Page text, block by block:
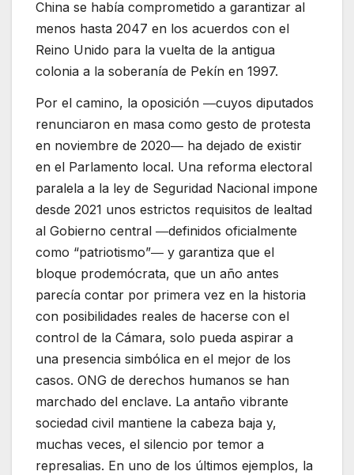
China se había comprometido a garantizar al
menos hasta 2047 en los acuerdos con el
Reino Unido para la vuelta de la antigua
colonia a la soberanía de Pekín en 1997.
Por el camino, la oposición ―cuyos diputados
renunciaron en masa como gesto de protesta
en noviembre de 2020― ha dejado de existir
en el Parlamento local. Una reforma electoral
paralela a la ley de Seguridad Nacional impone
desde 2021 unos estrictos requisitos de lealtad
al Gobierno central ―definidos oficialmente
como “patriotismo”― y garantiza que el
bloque prodemócrata, que un año antes
parecía contar por primera vez en la historia
con posibilidades reales de hacerse con el
control de la Cámara, solo pueda aspirar a
una presencia simbólica en el mejor de los
casos. ONG de derechos humanos se han
marchado del enclave. La antaño vibrante
sociedad civil mantiene la cabeza baja y,
muchas veces, el silencio por temor a
represalias. En uno de los últimos ejemplos, la